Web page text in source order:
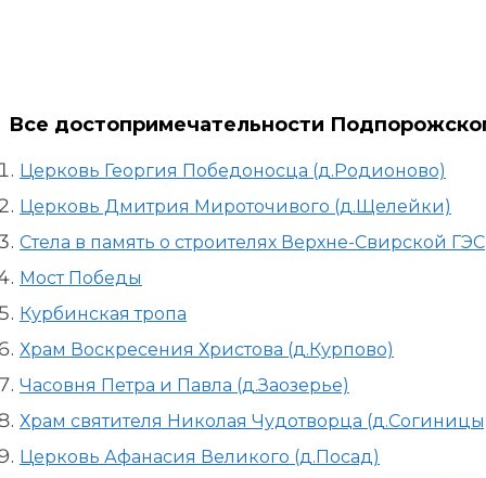
Все достопримечательности
Церковь Георгия Победоносца (д.Родионово)
Церковь Дмитрия Мироточивого (д.Щелейки)
Стела в память о строителях Верхне-Свирской ГЭС
Мост Победы
Курбинская тропа
Храм Воскресения Христова (д.Курпово)
Часовня Петра и Павла (д.Заозерье)
Храм святителя Николая Чудотворца
Церковь Афанасия Великого (д.Посад)